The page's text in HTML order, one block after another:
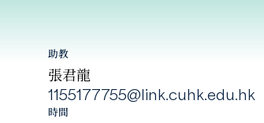
助教
張君龍
1155177755@link.cuhk.edu.hk
時間